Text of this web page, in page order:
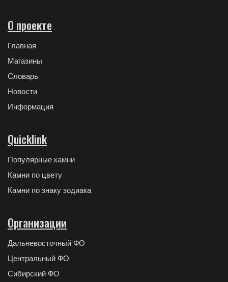
О проекте
Главная
Магазины
Словарь
Новости
Информация
Quicklink
Популярные камни
Камни по цвету
Камни по знаку зодиака
Организации
Дальневосточный ФО
Центральный ФО
Сибирский ФО